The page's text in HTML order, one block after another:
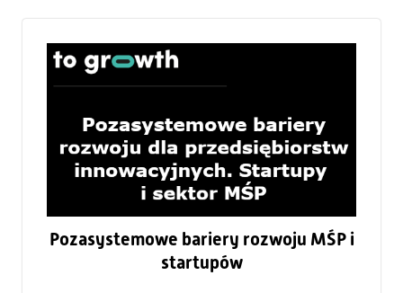
Pozasystemowe bariery rozwoju MŚP i
startupów